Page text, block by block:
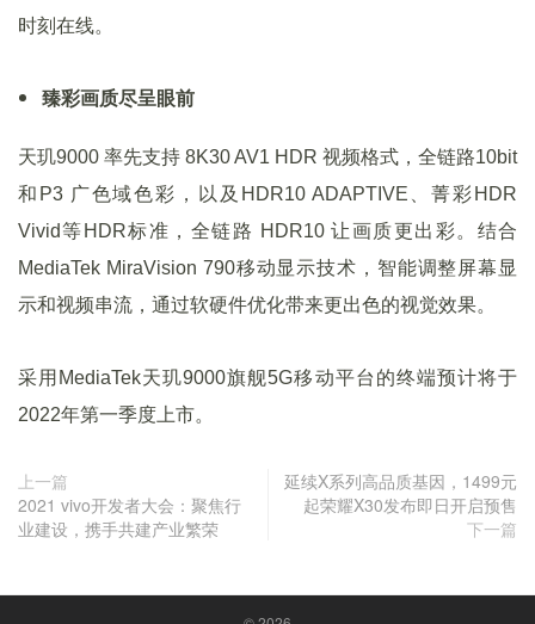
时刻在线。
臻彩画质尽呈眼前
天玑9000 率先支持 8K30 AV1 HDR 视频格式，全链路10bit
和P3 广色域色彩，以及HDR10 ADAPTIVE、菁彩HDR
Vivid等HDR标准，全链路 HDR10 让画质更出彩。结合
MediaTek MiraVision 790移动显示技术，智能调整屏幕显
示和视频串流，通过软硬件优化带来更出色的视觉效果。
采用MediaTek天玑9000旗舰5G移动平台的终端预计将于
2022年第一季度上市。
上一篇
2021 vivo开发者大会：聚焦行
业建设，携手共建产业繁荣
延续X系列高品质基因，1499元
起荣耀X30发布即日开启预售
下一篇